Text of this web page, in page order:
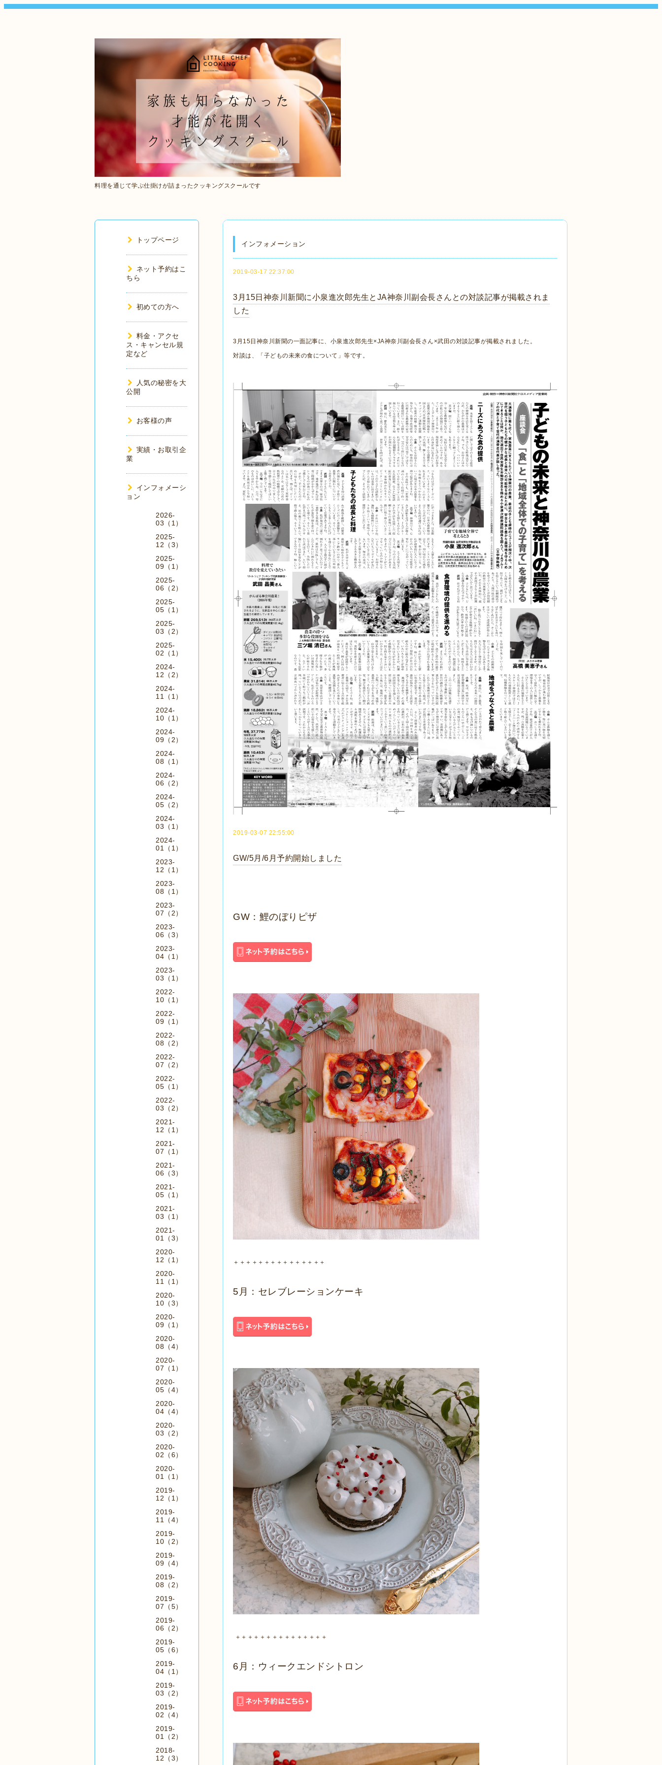
料理を通じて学ぶ仕掛けが詰まったクッキングスクールです
インフォメーション
2019-03-17 22:37:00
3月15日神奈川新聞に小泉進次郎先生とJA神奈川副会長さんとの対談記事が掲載されま
した
3月15日神奈川新聞の一面記事に、小泉進次郎先生×JA神奈川副会長さん×武田の対談記事が掲載されました。
対談は、「子どもの未来の食について」等です。
2019-03-07 22:55:00
GW/5月/6月予約開始しました
GW：鯉のぼりピザ
＋＋＋＋＋＋＋＋＋＋＋＋＋＋＋
5月：セレブレーションケーキ
＋＋＋＋＋＋＋＋＋＋＋＋＋＋＋
6月：ウィークエンドシトロン
トップページ
ネット予約はこ
ちら
初めての方へ
料金・アクセ
ス・キャンセル規
定など
人気の秘密を大
公開
お客様の声
実績・お取引企
業
インフォメーシ
ョン
2026-
03（1）
2025-
12（3）
2025-
09（1）
2025-
06（2）
2025-
05（1）
2025-
03（2）
2025-
02（1）
2024-
12（2）
2024-
11（1）
2024-
10（1）
2024-
09（2）
2024-
08（1）
2024-
06（2）
2024-
05（2）
2024-
03（1）
2024-
01（1）
2023-
12（1）
2023-
08（1）
2023-
07（2）
2023-
06（3）
2023-
04（1）
2023-
03（1）
2022-
10（1）
2022-
09（1）
2022-
08（2）
2022-
07（2）
2022-
05（1）
2022-
03（2）
2021-
12（1）
2021-
07（1）
2021-
06（3）
2021-
05（1）
2021-
03（1）
2021-
01（3）
2020-
12（1）
2020-
11（1）
2020-
10（3）
2020-
09（1）
2020-
08（4）
2020-
07（1）
2020-
05（4）
2020-
04（4）
2020-
03（2）
2020-
02（6）
2020-
01（1）
2019-
12（1）
2019-
11（4）
2019-
10（2）
2019-
09（4）
2019-
08（2）
2019-
07（5）
2019-
06（2）
2019-
05（6）
2019-
04（1）
2019-
03（2）
2019-
02（4）
2019-
01（2）
2018-
12（3）